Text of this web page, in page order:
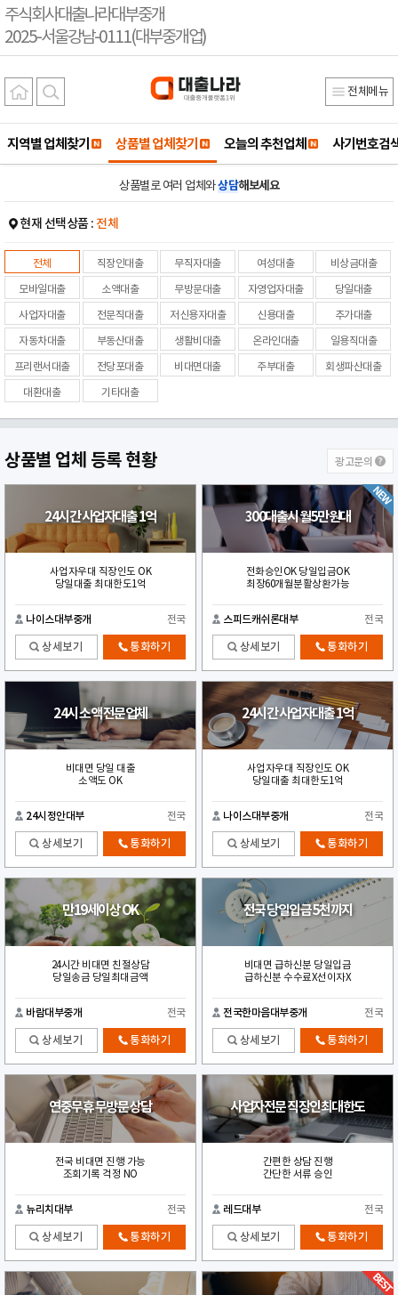
주식회사대출나라대부중개
2025-서울강남-0111(대부중개업)
전체메뉴
지역별 업체찾기 상품별 업체찾기 오늘의 추천업체 사기번호검
상품별로 여러 업체와상담해보세요
현재 선택상품 : 전체
전체 직장인대출 무직자대출 여성대출 비상금대출
모바일대출 소액대출 무방문대출 자영업자대출 당일대출
사업자대출 전문직대출 저신용자대출 신용대출 추가대출
자동차대출 부동산대출 생활비대출 온라인대출 일용직대출
프리랜서대출 전당포대출 비대면대출 주부대출 회생파산대출
대환대출 기타대출
상품별 업체 등록 현황 광고문의
24시간 사업자대출 1억
사업자우대 직장인도 OK
당일대출 최대한도1억
나이스대부중개 전국
상세보기 통화하기
300대출시 월5만원대
전화승인OK 당일입금OK
최장60개월분활상환가능
스피드캐쉬론대부 전국
상세보기 통화하기
24시 소액 전문업체
비대면 당일 대출
소액도 OK
24시정안대부 전국
상세보기 통화하기
24시간 사업자대출 1억
사업자우대 직장인도 OK
당일대출 최대한도1억
나이스대부중개 전국
상세보기 통화하기
만19세이상 OK
24시간 비대면 친절상담
당일송금 당일최대금액
바람대부중개 전국
상세보기 통화하기
전국 당일입금 5천까지
비대면 급하신분 당일입금
급하신분 수수료X선이자X
전국한마음대부중개 전국
상세보기 통화하기
연중무휴 무방문 상담
전국 비대면 진행 가능
조회기록 걱정 NO
뉴리치대부 전국
상세보기 통화하기
사업자전문 직장인최대한도
간편한 상담 진행
간단한 서류 승인
레드대부 전국
상세보기 통화하기